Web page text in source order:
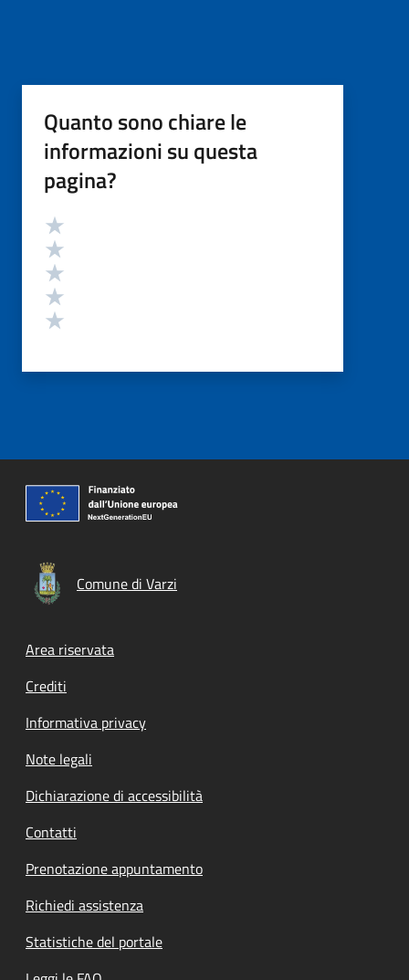
Quanto sono chiare le
informazioni su questa
pagina?
Valutazione
Comune di Varzi
Footer menu
Area riservata
Crediti
Informativa privacy
Note legali
Dichiarazione di accessibilità
Contatti
Prenotazione appuntamento
Richiedi assistenza
Statistiche del portale